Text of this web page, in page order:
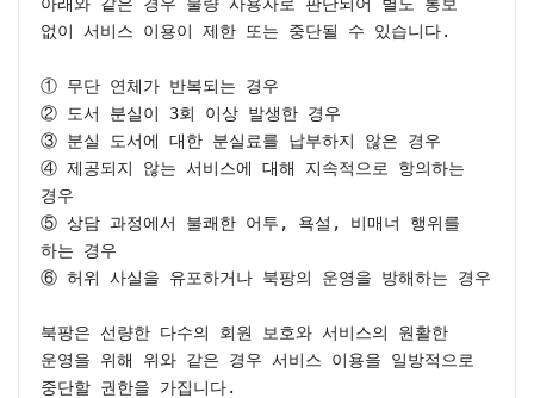
없이 서비스 이용이 제한 또는 중단될 수 있습니다.
① 무단 연체가 반복되는 경우
② 도서 분실이 3회 이상 발생한 경우
③ 분실 도서에 대한 분실료를 납부하지 않은 경우
④ 제공되지 않는 서비스에 대해 지속적으로 항의하는
경우
⑤ 상담 과정에서 불쾌한 어투, 욕설, 비매너 행위를
하는 경우
⑥ 허위 사실을 유포하거나 북팡의 운영을 방해하는 경우
북팡은 선량한 다수의 회원 보호와 서비스의 원활한
운영을 위해 위와 같은 경우 서비스 이용을 일방적으로
중단할 권한을 가집니다.